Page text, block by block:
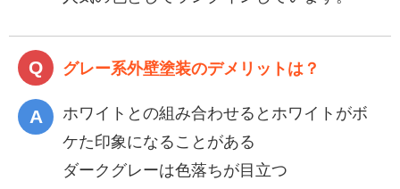
グレー系外壁塗装のデメリットは？
ホワイトとの組み合わせるとホワイトがボ
ケた印象になることがある
ダークグレーは色落ちが目立つ